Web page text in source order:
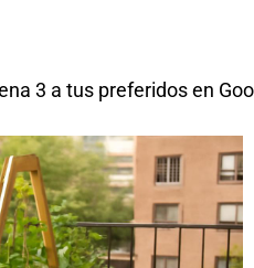
3 a tus preferidos en